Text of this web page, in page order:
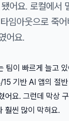
어요. 로컬에
임아웃으로 죽
어요.
이 빠르게 늘고
기반 AI 앱의 절
요. 그런데 막상
훨씬 많이 막혀요.